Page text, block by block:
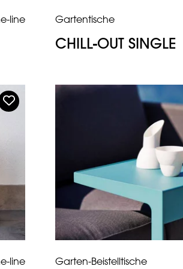
line Gartentische
CHILL-OUT SINGLE
line Garten-Beistelltische